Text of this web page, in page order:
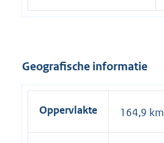
l
k
:
Geografische informatie
Oppervlakte 164,9 km